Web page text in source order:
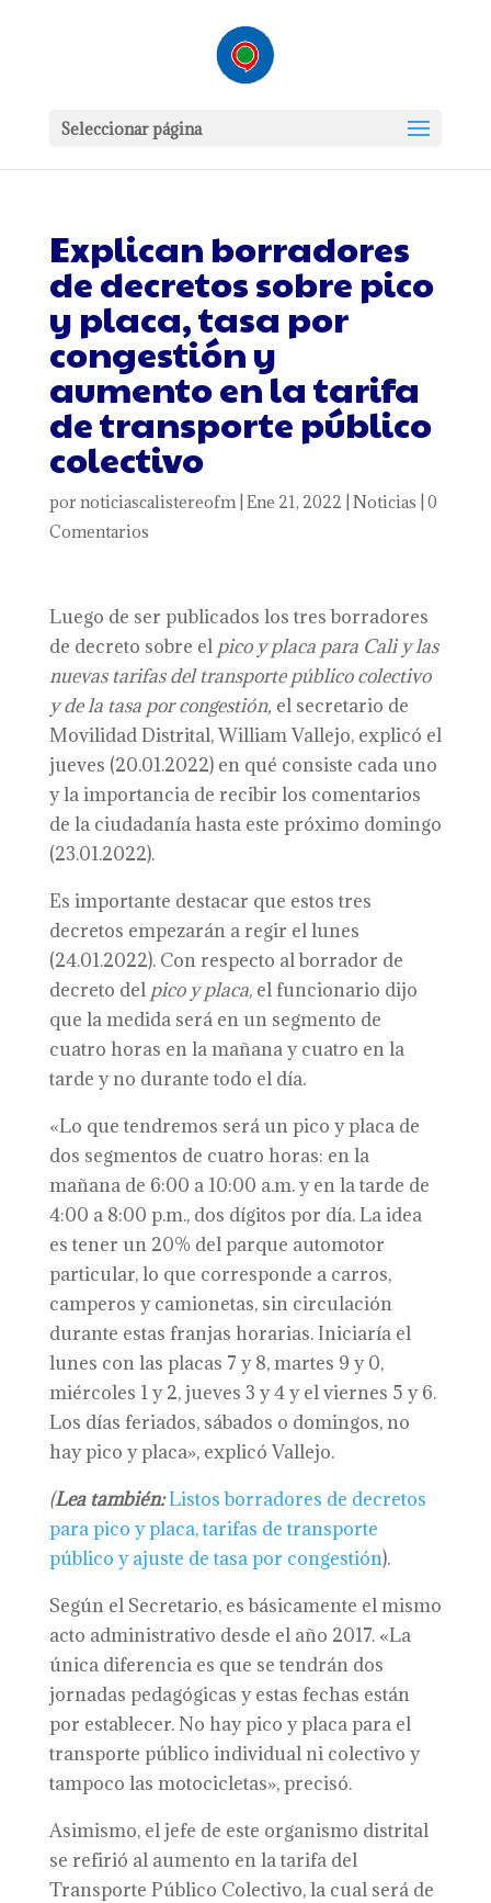
Seleccionar página
Explican borradores
de decretos sobre pico
y placa, tasa por
congestión y
aumento en la tarifa
de transporte público
colectivo
por noticiascalistereofm| Ene 21, 2022 Noticias 0
Comentarios
Luego de ser publicados los tres borradores
de decreto sobre el pico y placa para Cali y las
nuevas tarifas del transporte público colectivo
y de la tasa por congestión, el secretario de
Movilidad Distrital, William Vallejo, explicó el
jueves (20.01.2022) en qué consiste cada uno
y la importancia de recibir los comentarios
de la ciudadanía hasta este próximo domingo
(23.01.2022).
Es importante destacar que estos tres
decretos empezarán a regir el lunes
(24.01.2022). Con respecto al borrador de
decreto del pico y placa, el funcionario dijo
que la medida será en un segmento de
cuatro horas en la mañana y cuatro en la
tarde y no durante todo el día.
«Lo que tendremos será un pico y placa de
dos segmentos de cuatro horas: en la
mañana de 6:00 a 10:00 a.m. y en la tarde de
4:00 a 8:00 p.m., dos dígitos por día. La idea
es tener un 20% del parque automotor
particular, lo que corresponde a carros,
camperos y camionetas, sin circulación
durante estas franjas horarias. Iniciaría el
lunes con las placas 7 y 8, martes 9 y 0,
miércoles 1 y 2, jueves 3 y 4 y el viernes 5 y 6.
Los días feriados, sábados o domingos, no
hay pico y placa», explicó Vallejo.
(Lea también:Listos borradores de decretos
para pico y placa, tarifas de transporte
público y ajuste de tasa por congestión).
Según el Secretario, es básicamente el mismo
acto administrativo desde el año 2017. «La
única diferencia es que se tendrán dos
jornadas pedagógicas y estas fechas están
por establecer. No hay pico y placa para el
transporte público individual ni colectivo y
tampoco las motocicletas», precisó.
Asimismo, el jefe de este organismo distrital
se refirió al aumento en la tarifa del
Transporte Público Colectivo, la cual será de